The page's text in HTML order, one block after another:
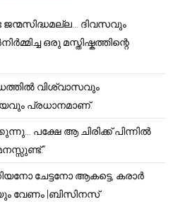
ജന്മസിദ്ധമല്ല… ദിവസവും
ഒരു മസ്തിഷ്കത്തിന്റെ
വിശ്വാസവും
പ്രധാനമാണ്.
പക്ഷേ ആ ചിരിക്ക് പിന്നിൽ
ചേട്ടനോ ആകട്ടെ, കരാർ
വേണം |ബിസിനസ്